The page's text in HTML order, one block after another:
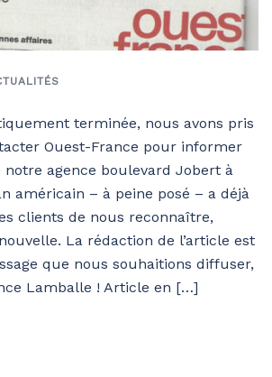
terminée, nous avons pris
Ouest-France pour informer
notre agence boulevard Jobert à
américain – à peine posé – a déjà
clients de nous reconnaître,
La rédaction de l’article est
que nous souhaitions diffuser,
Lamballe ! Article en […]